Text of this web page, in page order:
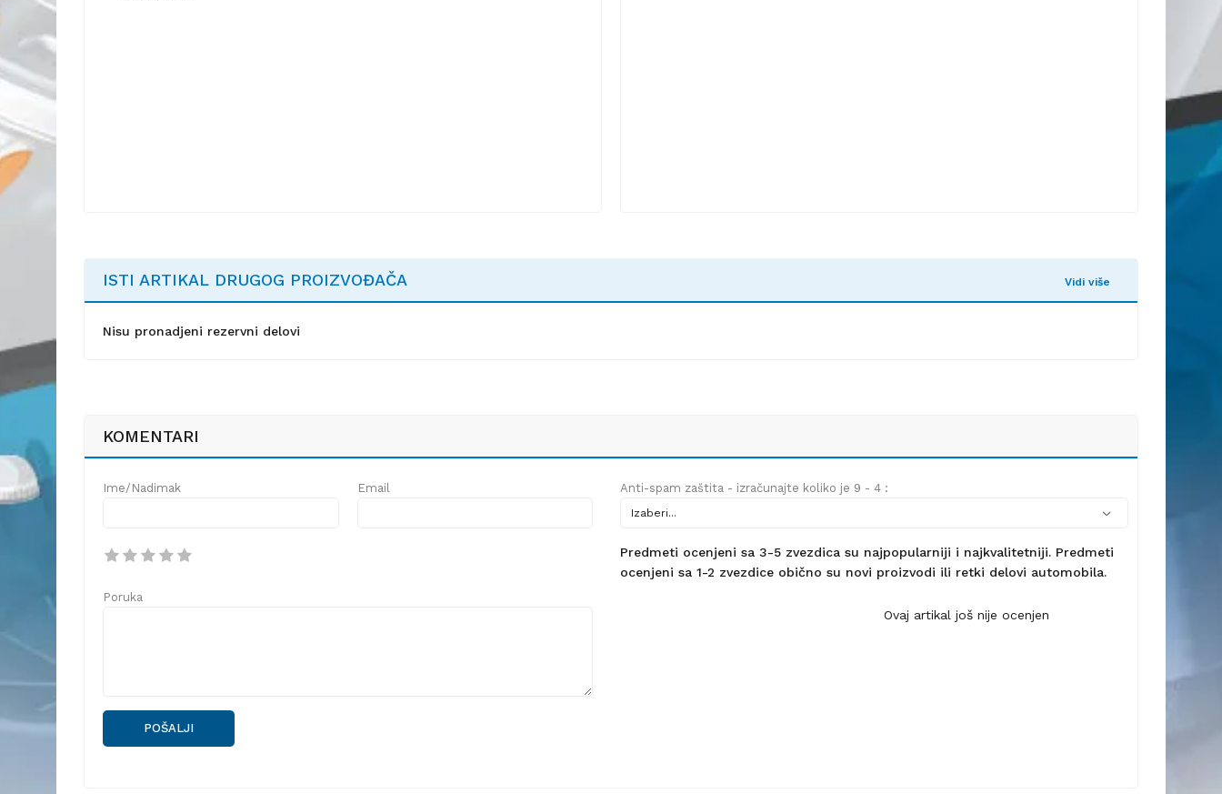
ISTI ARTIKAL DRUGOG PROIZVOĐAČA Vidi više
Nisu pronadjeni rezervni delovi
KOMENTARI
Ime/Nadimak Email
Poruka
POŠALJI
Anti-spam zaštita - izračunajte koliko je 9 - 4 :
Predmeti ocenjeni sa 3-5 zvezdica su najpopularniji i najkvalitetniji. Predmeti
ocenjeni sa 1-2 zvezdice obično su novi proizvodi ili retki delovi automobila.
Ovaj artikal još nije ocenjen